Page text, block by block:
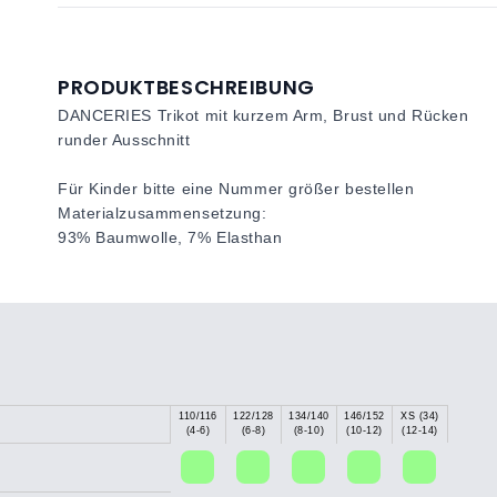
PRODUKTBESCHREIBUNG
DANCERIES Trikot mit kurzem Arm, Brust und Rücken
runder Ausschnitt
Für Kinder bitte eine Nummer größer bestellen
Materialzusammensetzung:
93% Baumwolle, 7% Elasthan
110/116
(4-6)
122/128
(6-8)
134/140
(8-10)
146/152
(10-12)
XS (34)
(12-14)